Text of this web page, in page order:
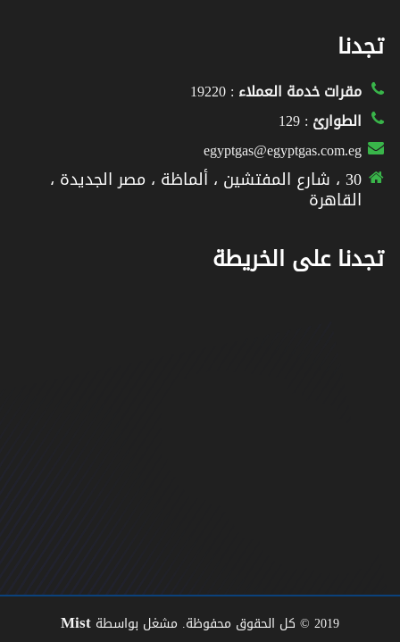
تجدنا
مقرات خدمة العملاء : 19220
الطوارئ : 129
egyptgas@egyptgas.com.eg
30 ، شارع المفتشين ، ألماظة ، مصر الجديدة ،
القاهرة
تجدنا على الخريطة
2019 © كل الحقوق محفوظة. مشغل بواسطة Mist